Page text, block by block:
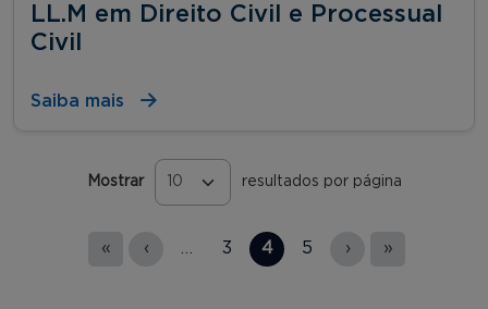
LL.M em Direito Civil e Processual
Civil
Saiba mais
Mostrar resultados por página
« ‹ 3 4 5 › »